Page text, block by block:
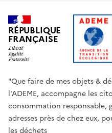
RÉPUBLIQUE
FRANÇAISE
"Que faire de mes objets &
l'ADEME, accompagne les
consommation responsable,
adresses près de chez eux,
les déchets